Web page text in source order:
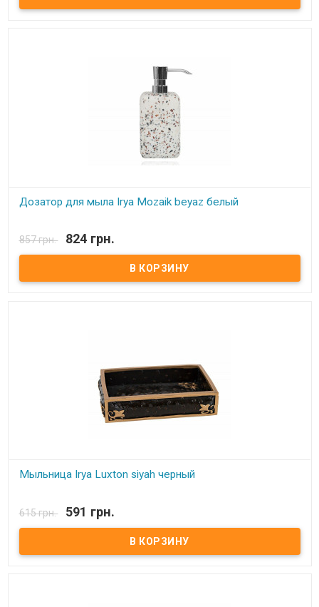
Дозатор для мыла Irya Mozaik beyaz белый
см.фото. Состав: полирезин (устойчив к падению) Упаковка:
картонная коробка. Производитель: Irya (Турция).
857 грн. 824 грн.
Мыльница Irya Luxton siyah черный
Мыльница Irya Комплектация: - мыльница. Цвет: см.фото. Состав:
полирезин (устойчив к падению) Упаковка: картонная коробка.
Производитель: Irya (Турция).
615 грн. 591 грн.